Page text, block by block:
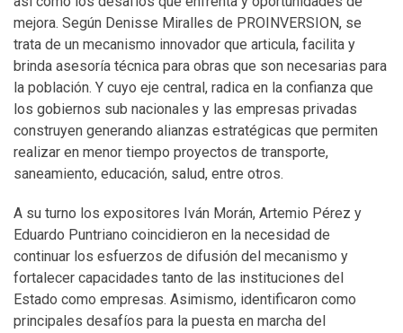
mejora. Según Denisse Miralles de PROINVERSION, se
trata de un mecanismo innovador que articula, facilita y
brinda asesoría técnica para obras que son necesarias para
la población. Y cuyo eje central, radica en la confianza que
los gobiernos sub nacionales y las empresas privadas
construyen generando alianzas estratégicas que permiten
realizar en menor tiempo proyectos de transporte,
saneamiento, educación, salud, entre otros.
A su turno los expositores Iván Morán, Artemio Pérez y
Eduardo Puntriano coincidieron en la necesidad de
continuar los esfuerzos de difusión del mecanismo y
fortalecer capacidades tanto de las instituciones del
Estado como empresas. Asimismo, identificaron como
principales desafíos para la puesta en marcha del